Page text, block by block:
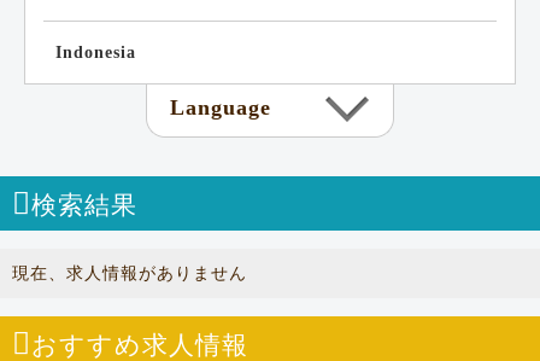
Indonesia
Language
検索結果
現在、求人情報がありません
おすすめ求人情報